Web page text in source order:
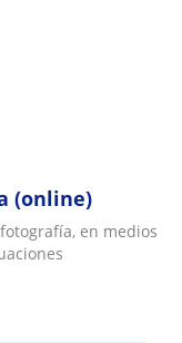
(online)
en medios